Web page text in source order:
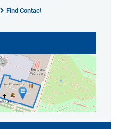
Find Contact